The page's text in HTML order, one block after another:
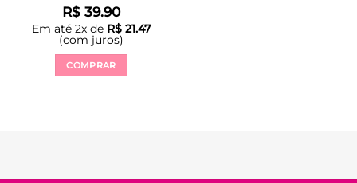
R$ 39.90
Em até 2x de R$ 21.47
(com juros)
COMPRAR